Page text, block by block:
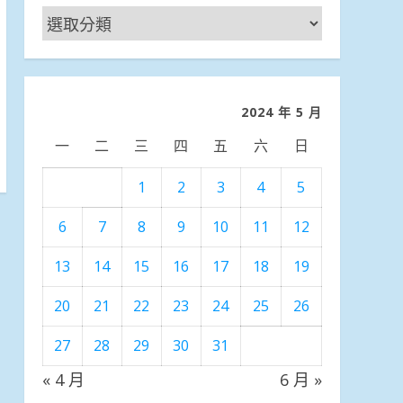
新
聞
分
2024 年 5 月
一 二 三 四 五 六 日
1 2 3 4
5
6
7 8 9 10 11
12
13
14 15 16 17 18
19
20
21 22 23 24 25
26
27
28 29 30 31
« 4 月 6 月 »